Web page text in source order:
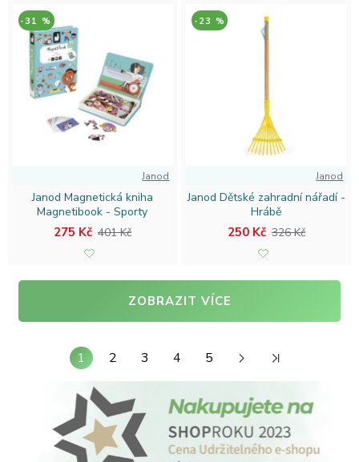
-31 %
Janod
Janod Magnetická kniha
Magnetibook - Sporty
275 Kč 401 Kč
-23 %
Janod
Janod Dětské zahradní nářadí -
Hrábě
250 Kč 326 Kč
ZOBRAZIT VÍCE
1 2 3 4 5